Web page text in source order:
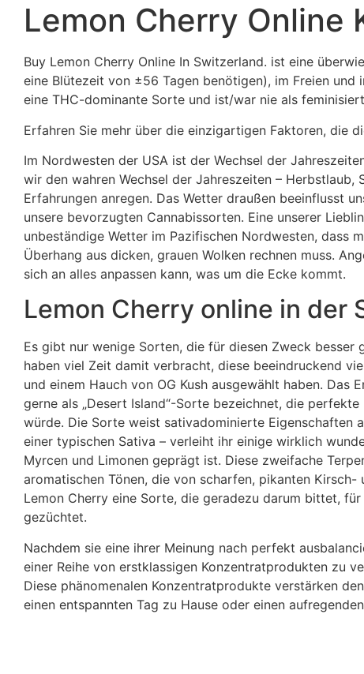
Lemon Cherry Online
Buy Lemon Cherry Online In Switzerland. ist eine
eine Blütezeit von ±56 Tagen benötigen), im Freien
eine THC-dominante Sorte und ist/war nie als
Erfahren Sie mehr über die einzigartigen Faktoren, die
Im Nordwesten der USA ist der Wechsel der
wir den wahren Wechsel der Jahreszeiten – Herbstlaub,
Erfahrungen anregen. Das Wetter draußen beeinflusst
unsere bevorzugten Cannabissorten. Eine unserer
unbeständige Wetter im Pazifischen Nordwesten, dass
Überhang aus dicken, grauen Wolken rechnen muss.
sich an alles anpassen kann, was um die Ecke kommt.
Lemon Cherry online in der
Es gibt nur wenige Sorten, die für diesen Zweck
haben viel Zeit damit verbracht, diese beeindruckend
und einem Hauch von OG Kush ausgewählt haben.
gerne als „Desert Island“-Sorte bezeichnet, die
würde. Die Sorte weist sativadominierte Eigenschaften
einer typischen Sativa – verleiht ihr einige wirklich
Myrcen und Limonen geprägt ist. Diese zweifache
aromatischen Tönen, die von scharfen, pikanten
Lemon Cherry eine Sorte, die geradezu darum bittet,
gezüchtet.
Nachdem sie eine ihrer Meinung nach perfekt
einer Reihe von erstklassigen Konzentratprodukten zu
Diese phänomenalen Konzentratprodukte verstärken
einen entspannten Tag zu Hause oder einen